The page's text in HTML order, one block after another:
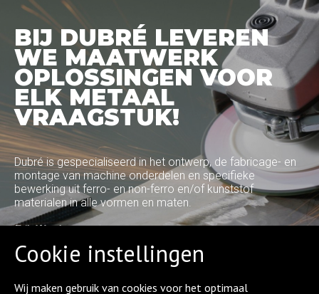
BIJ DUBRÉ LEVEREN
WE MAATWERK
OPLOSSINGEN VOOR
ELK METAAL
VRAAGSTUK!
Dubré is gespecialiseerd in het ontwerp, de fabricage- en
montage van machine onderdelen en specifieke
bewerking uit ferro- en non-ferro en/of kunststof
materialen in alle vormen en maten.
Site Manager
CONTACT OPNEMEN
Cookie instellingen
Wij maken gebruik van cookies voor het optimaal